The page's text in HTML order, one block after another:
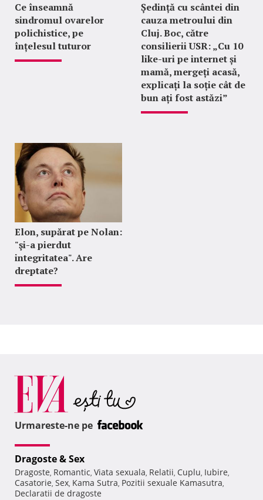
Ce înseamnă
sindromul ovarelor
polichistice, pe
înțelesul tuturor
Ședință cu scântei din
cauza metroului din
Cluj. Boc, către
consilierii USR: „Cu 10
like-uri pe internet și
mamă, mergeți acasă,
explicați la soție cât de
bun ați fost astăzi”
Elon, supărat pe Nolan:
"şi-a pierdut
integritatea". Are
dreptate?
Urmareste-ne pe
Dragoste & Sex
Dragoste, Romantic, Viata sexuala, Relatii, Cuplu, Iubire,
Casatorie, Sex, Kama Sutra, Pozitii sexuale Kamasutra,
Declaratii de dragoste